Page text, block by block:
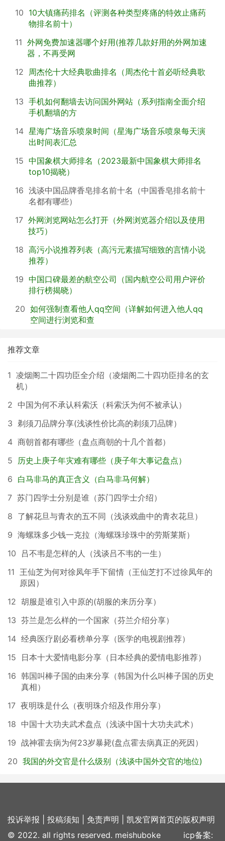
10 10大镇痛药排名（评测各种类型疼痛的特效止痛药
物排名前十）
11 外网免费加速器哪个好用(推荐几款好用的外网加速
器，不再受网
12 周杰伦十大经典歌曲排名（周杰伦十首必听经典歌
曲推荐）
13 手机如何翻墙去访问国外网站（系列指南全面介绍
手机翻墙的方
14 星海广场音乐喷泉时间（星海广场音乐喷泉每天演
出时间表汇总
15 中国象棋大师排名（2023最新中国象棋大师排名
top10揭晓）
16 浅谈中国品牌香皂排名前十名（中国香皂排名前十
名都有哪些）
17 外网浏览网站怎么打开（外网浏览器介绍以及使用
技巧）
18 高污小说推荐列表（高污元素描写细致的言情小说
推荐）
19 中国口碑最差的航空公司（国内航空公司用户评价
排行榜揭晓）
20 如何强制查看他人qq空间（详解如何进入他人qq
空间进行浏览和查
推荐文章
1 凌烟阁二十四功臣全介绍（凌烟阁二十四功臣排名的玄
机）
2 中国为何不承认科索沃（科索沃为何不被承认）
3 剃须刀品牌分享(浅谈性价比高的剃须刀品牌）
4 商朝首都有哪些（盘点商朝的十几个首都）
5 历史上庚子年灾难有哪些（庚子年大事记盘点）
6 白马非马的真正含义（白马非马何解）
7 苏门四学士分别是谁（苏门四学士介绍）
8 了解花旦与青衣的五不同（浅谈戏曲中的青衣花旦）
9 海螺珠多少钱一克拉（海螺珠珍珠中的劳斯莱斯）
10
吕不韦是怎样的人（浅谈吕不韦的一生）
11 王仙芝为何对徐凤年手下留情（王仙芝打不过徐凤年的
原因）
12 胡服是谁引入中原的(胡服的来历分享）
13 芬兰是怎么样的一个国家（芬兰介绍分享）
14 经典医疗剧必看榜单分享（医学的电视剧推荐）
15
日本十大爱情电影分享（日本经典的爱情电影推荐）
16 韩国叫棒子国的由来分享（韩国为什么叫棒子国的历史
真相）
17 夜明珠是什么（夜明珠介绍及作用分享）
18 中国十大功夫武术盘点（浅谈中国十大功夫武术）
19 战神霍去病为何23岁暴毙(盘点霍去病真正的死因）
20 我国的外交官是什么级别（浅谈中国外交官的地位)
投诉举报 投稿须知 免责声明
凯发官网首页的版权声明
© 2022. all rights reserved. meishuboke icp备案: